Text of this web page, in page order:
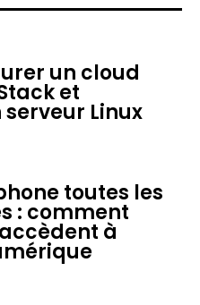
un cloud
et
Linux
toutes les
: comment
à